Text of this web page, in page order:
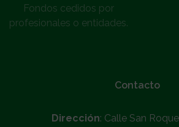
Fondos cedidos por
profesionales o entidades.
Contacto
Dirección: Calle San